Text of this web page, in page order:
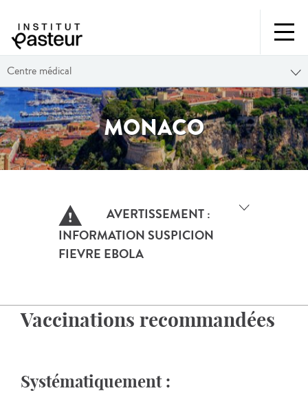
Centre médical
MONACO
AVERTISSEMENT :
INFORMATION SUSPICION
FIEVRE EBOLA
Vaccinations recommandées
Systématiquement :